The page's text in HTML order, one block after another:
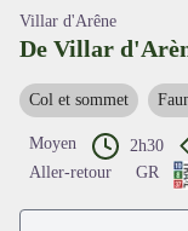
Villar d'Arêne
De Villar
Col et sommet
Moyen 2h30
Aller-retour
GR